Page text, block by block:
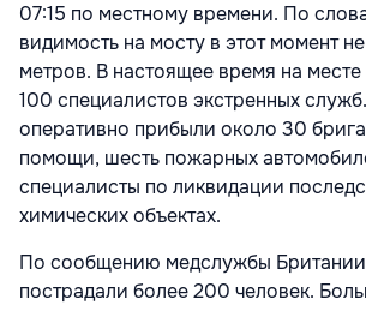
07:15 по местному времени. По
видимость на мосту в этот момент
метров. В настоящее время на
100 специалистов экстренных
оперативно прибыли около 30
помощи, шесть пожарных
специалисты по ликвидации
химических объектах.
По сообщению медслужбы
пострадали более 200 человек.